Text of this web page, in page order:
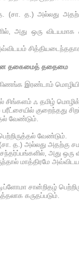
(சா. த.) அல்லது
அது ஒரு
தகைமைத் ததைமை
இரண்டாம்
ஃ தமிழ்
குறைந்தது
வேண்டும்.
வேண்டும்.
த.) அல்லது அதற்கு
சந்தர்ப்பங்களில், அது
மாத்திரமே
சான்றிதழ்
கருதப்படும்.